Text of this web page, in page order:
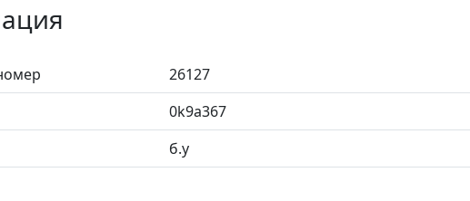
26127
0k9a367
б.у